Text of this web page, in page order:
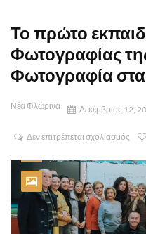
Το πρώτο
Φωτογραφίας
Φωτογραφία στα
Νέα Φλώρινα Δεκέμβριος 12,
Δεν επιτρέπεται σχολιασμός